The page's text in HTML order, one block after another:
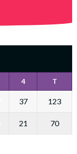
4 T
37 123
21 70